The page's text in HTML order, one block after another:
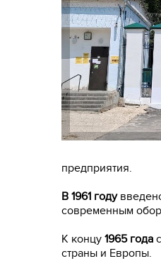
предприятия.
В 1961 году
современным
К концу 1965 года
страны и Европы.